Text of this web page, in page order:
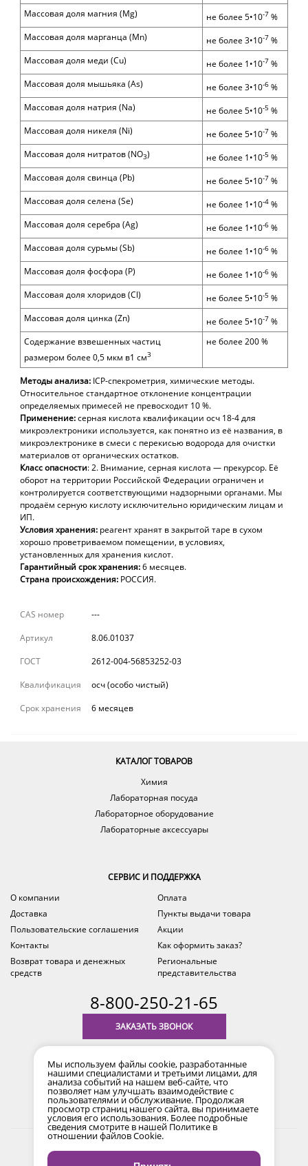
Массовая доля магния (Mg) не более 5•10-7 %
Массовая доля марганца (Mn) не более 3•10-7 %
Массовая доля меди (Сu)
не более 1•10-7 %
Массовая доля мышьяка (As)
не более 3•10-6 %
Массовая доля натрия (Na) не более 5•10-5 %
Массовая доля никеля (Ni)
не более 5•10-7 %
Массовая доля нитратов (NO3) не более 1•10-5 %
Массовая доля свинца (Рb)
не более 5•10-7 %
Массовая доля селена (Se)
не более 1•10-4 %
Массовая доля серебра (Ag)
не более 1•10-6 %
Массовая доля сурьмы (Sb)
не более 1•10-6 %
Массовая доля фосфора (P) не более 1•10-6 %
Массовая доля хлоридов (Cl)
не более 5•10-5 %
Массовая доля цинка (Zn)
не более 5•10-7 %
Содержание взвешенных частиц
размером более 0,5 мкм в1 см3
не более 200 %
Методы анализа: ICP-спекрометрия, химические методы.
Относительное стандартное отклонение концентрации
определяемых примесей не превосходит 10 %.
Применение:серная кислота квалификации осч 18-4 для
микроэлектроники используется, как понятно из её названия, в
микроэлектронике в смеси с перекисью водорода для очистки
материалов от органических остатков.
Класс опасности: 2. Внимание, серная кислота — прекурсор. Её
оборот на территории Российской Федерации ограничен и
контролируется соответствующими надзорными органами. Мы
продаём серную кислоту исключительно юридическим лицам и
ИП.
Условия хранения: реагентхранят в закрытой таре в сухом
хорошо проветриваемом помещении, в условиях,
установленных для хранения кислот.
Гарантийный срок хранения:6 месяцев.
Страна происхождения: РОССИЯ.
CAS номер
---
Артикул
8.06.01037
ГОСТ
2612-004-56853252-03
Квалификация
осч (особо чистый)
Срок хранения
6 месяцев
КАТАЛОГ ТОВАРОВ
Химия
Лабораторная посуда
Лабораторное оборудование
Лабораторные аксессуары
СЕРВИС И ПОДДЕРЖКА
О компании
Оплата
Доставка
Пункты выдачи товара
Пользовательские соглашения
Акции
Контакты
Как оформить заказ?
Возврат товара и денежных
средств
Региональные
представительства
8-800-250-21-65
ЗАКАЗАТЬ ЗВОНОК
время по Уфе (MSK+2)
2017-2026 © Все права защищены. Информация сайта
защищена законом об авторских правах.
Мы используем файлы cookie, разработанные
нашими специалистами и третьими лицами, для
анализа событий на нашем веб-сайте, что
позволяет нам улучшать взаимодействие с
пользователями и обслуживание. Продолжая
просмотр страниц нашего сайта, вы принимаете
условия его использования. Более подробные
сведения смотрите в нашей Политике в
отношении файлов Cookie.